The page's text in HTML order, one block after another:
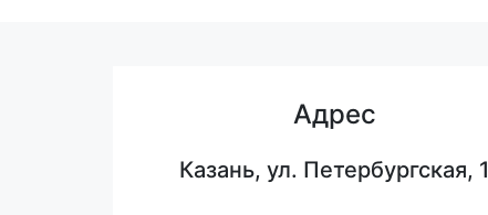
Адрес
Казань, ул. Петербургская, 1